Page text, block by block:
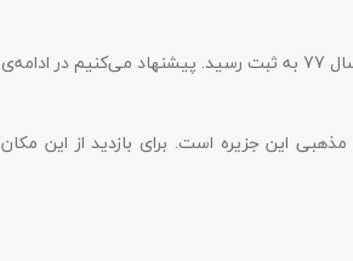
بد نیست بدانید که مسجد تاریخی و زیبای ماشه به‌عنوان میراث ملی ایران در دی‌ماه سال 77 به ثبت رسید. پیشنهاد می‌کنیم در ادامه‌ی
این جزیره است. برای بازدید از این مکان